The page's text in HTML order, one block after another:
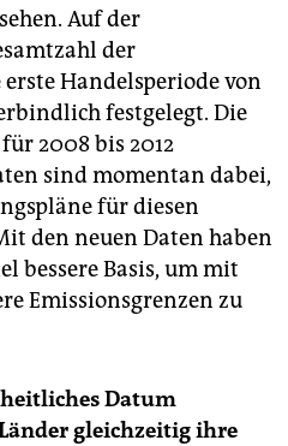
Auf der
der
Handelsperiode von
festgelegt. Die
2008 bis 2012
sind momentan dabei,
für diesen
den neuen Daten haben
bessere Basis, um mit
Emissionsgrenzen zu
Datum
gleichzeitig ihre